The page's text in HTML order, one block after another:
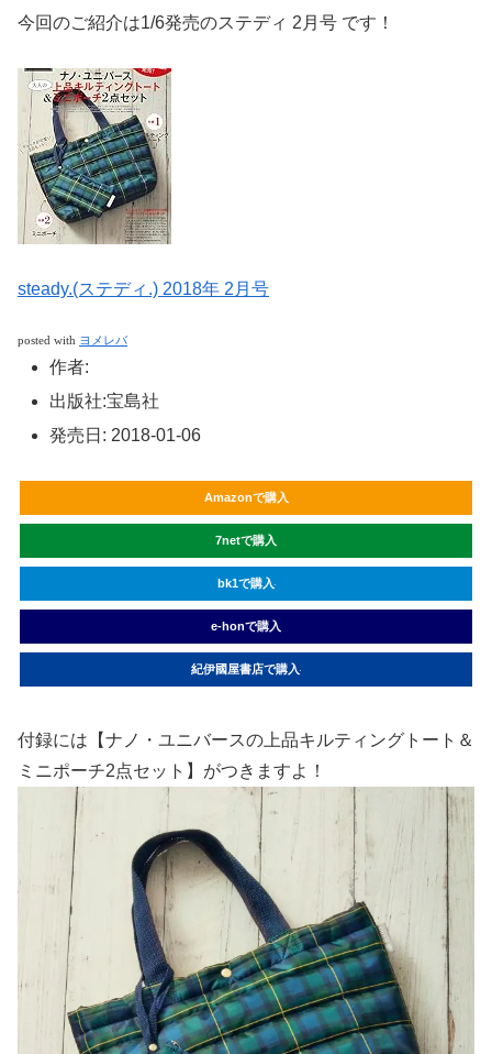
今回のご紹介は1/6発売のステディ 2月号 です！
steady.(ステディ.) 2018年 2月号
posted with ヨメレバ
作者:
出版社:宝島社
発売日: 2018-01-06
Amazonで購入
7netで購入
bk1で購入
e-honで購入
紀伊國屋書店で購入
付録には【ナノ・ユニバースの上品キルティングトート＆
ミニポーチ2点セット】がつきますよ！